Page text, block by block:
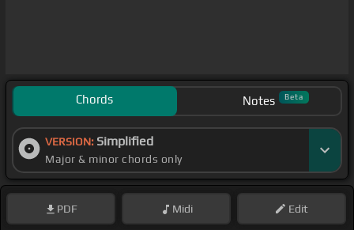
Chords Notes Beta
VERSION: Simplified
Major & minor chords only
PDF Midi Edit